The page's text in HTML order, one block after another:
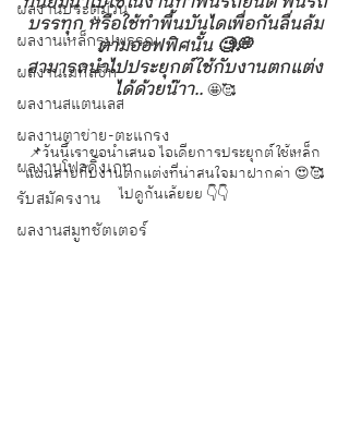
ผลงานประตูม้วน
ผลงานเหล็กรูปพรรณ
ผลงานเมทัลชีท
ผลงานสแตนเลส
ผลงานตาข่าย-ตะแกรง
ผลงานโฟลดิ้งเกท
รับสมัครงาน
ผลงานสมูทชัตเตอร์
บรรทุก หรือใช้ทำพื้นบันไดเพื่อกันลื่นล้ม
ตามออฟฟิศนั้น 🧐💭
สามารถนำไปประยุกต์ใช้กับงานตกแต่ง
ได้ด้วยน๊าา.. 🤩🥰
📌วันนี้เราขอนำเสนอ ไอเดียการประยุกต์ใช้เหล็ก
แผ่นลายกับงานตกแต่งที่น่าสนใจมาฝากค่า 😍🥰
ไปดูกันเล้ยยย 👇👇